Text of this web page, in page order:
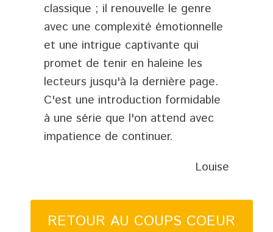
classique ; il renouvelle le genre
avec une complexité émotionnelle
et une intrigue captivante qui
promet de tenir en haleine les
lecteurs jusqu'à la dernière page.
C'est une introduction formidable
à une série que l'on attend avec
impatience de continuer.
Louise
RETOUR AU COUPS COEUR